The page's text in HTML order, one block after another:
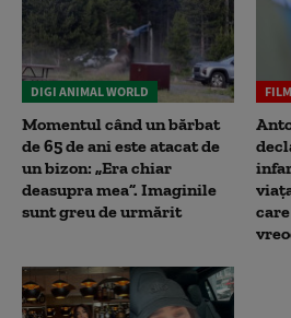
DIGI ANIMAL WORLD
Momentul când un bărbat
de 65 de ani este atacat de
un bizon: „Era chiar
deasupra mea”. Imaginile
sunt greu de urmărit